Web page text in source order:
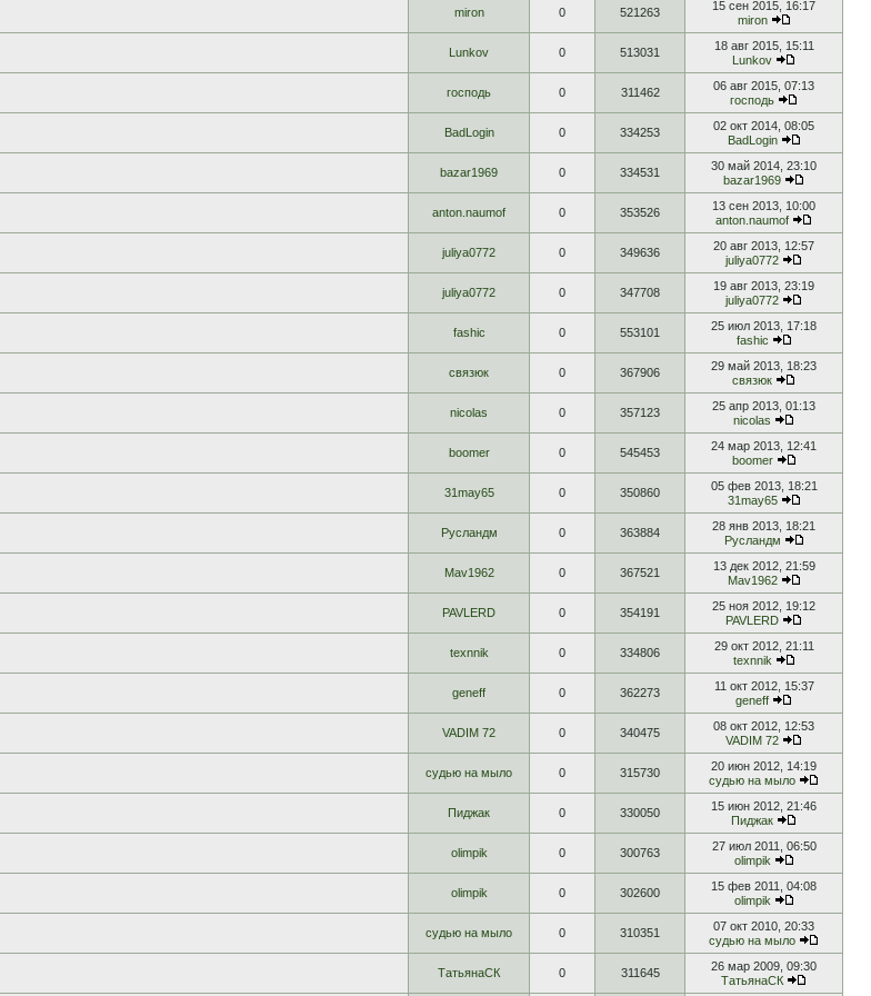
miron 0 521263
15 сен 2015, 16:17
miron
Lunkov 0 513031
18 авг 2015, 15:11
Lunkov
господь 0 311462
06 авг 2015, 07:13
господь
BadLogin 0 334253
02 окт 2014, 08:05
BadLogin
bazar1969 0 334531
30 май 2014, 23:10
bazar1969
anton.naumof 0 353526
13 сен 2013, 10:00
anton.naumof
juliya0772 0 349636
20 авг 2013, 12:57
juliya0772
juliya0772 0 347708
19 авг 2013, 23:19
juliya0772
fashic 0 553101
25 июл 2013, 17:18
fashic
связюк 0 367906
29 май 2013, 18:23
связюк
nicolas 0 357123
25 апр 2013, 01:13
nicolas
boomer 0 545453
24 мар 2013, 12:41
boomer
31may65 0 350860
05 фев 2013, 18:21
31may65
Русландм 0 363884
28 янв 2013, 18:21
Русландм
Mav1962 0 367521
13 дек 2012, 21:59
Mav1962
PAVLERD 0 354191
25 ноя 2012, 19:12
PAVLERD
texnnik 0 334806
29 окт 2012, 21:11
texnnik
geneff 0 362273
11 окт 2012, 15:37
geneff
VADIM 72 0 340475
08 окт 2012, 12:53
VADIM 72
судью на мыло 0 315730
20 июн 2012, 14:19
судью на мыло
Пиджак 0 330050
15 июн 2012, 21:46
Пиджак
olimpik 0 300763
27 июл 2011, 06:50
olimpik
olimpik 0 302600
15 фев 2011, 04:08
olimpik
судью на мыло 0 310351
07 окт 2010, 20:33
судью на мыло
ТатьянаСК 0 311645
26 мар 2009, 09:30
ТатьянаСК